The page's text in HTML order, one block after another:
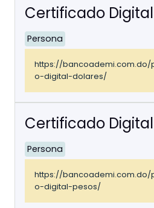
Certificado
Persona
https://
o-digital-dolares/
Certificado
Persona
https://
o-digital-pesos/